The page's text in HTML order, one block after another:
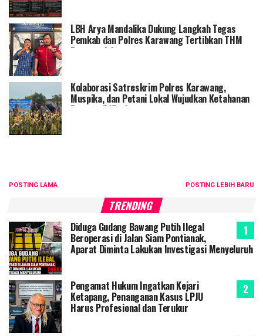
LBH Arya Mandalika Dukung Langkah Tegas
Pemkab dan Polres Karawang Tertibkan THM
Bermasalah
Kolaborasi Satreskrim Polres Karawang,
Muspika, dan Petani Lokal Wujudkan Ketahanan
Pangan di Klari
POSTING LEBIH BARU
POSTING LAMA
TRENDING
Diduga Gudang Bawang Putih Ilegal
Beroperasi di Jalan Siam Pontianak,
Aparat Diminta Lakukan Investigasi Menyeluruh
Pengamat Hukum Ingatkan Kejari
Ketapang, Penanganan Kasus LPJU
Harus Profesional dan Terukur